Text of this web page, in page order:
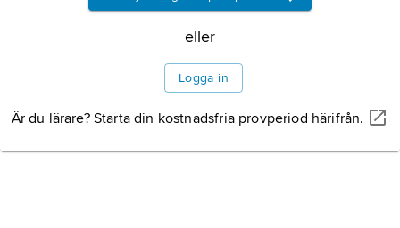
(’Fred’); i ”Iliaden” kontrollerar de himlens
molnportar. I klassisk tid bar de ofta samma
chariterna
eller
Logga in
Är du lärare? Starta din kostnadsfria provperiod härifrån.